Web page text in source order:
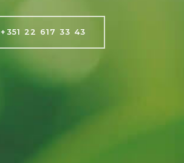
+351 22 617 33 43